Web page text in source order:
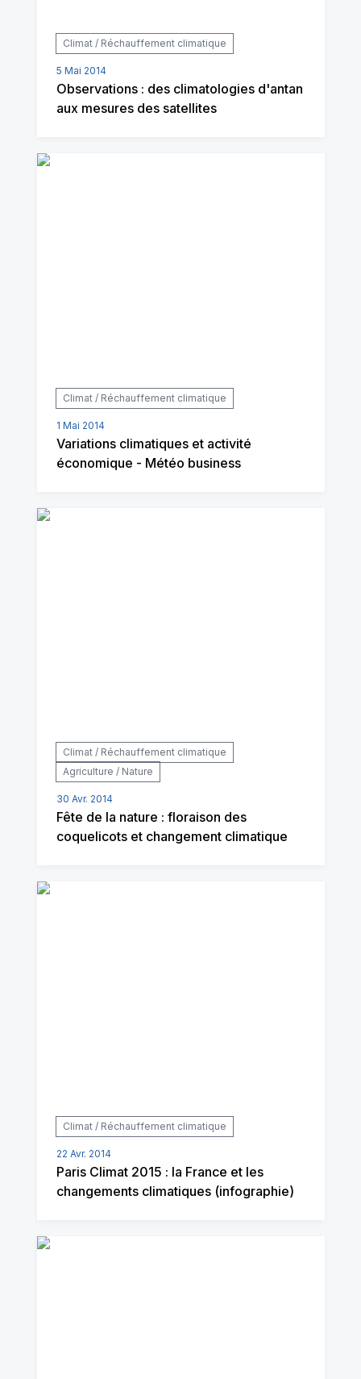
Climat / Réchauffement climatique
5 Mai 2014
Observations : des climatologies d'antan
aux mesures des satellites
Climat / Réchauffement climatique
1 Mai 2014
Variations climatiques et activité
économique - Météo business
Climat / Réchauffement climatique
Agriculture / Nature
30 Avr. 2014
Fête de la nature : floraison des
coquelicots et changement climatique
Climat / Réchauffement climatique
22 Avr. 2014
Paris Climat 2015 : la France et les
changements climatiques (infographie)